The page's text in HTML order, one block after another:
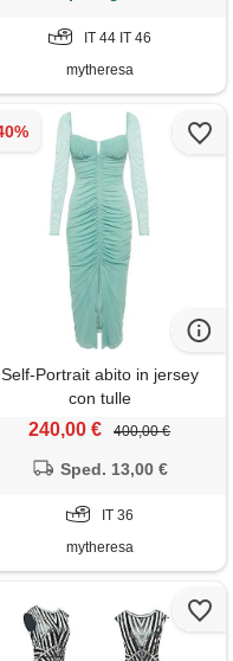
IT 44 IT 46
mytheresa
Self-Portrait abito in jersey
con tulle
240,00 € 400,00 €
Sped. 13,00 €
IT 36
mytheresa